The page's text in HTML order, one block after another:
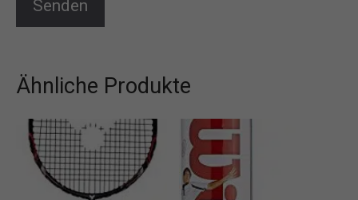
Ähnliche Produkte